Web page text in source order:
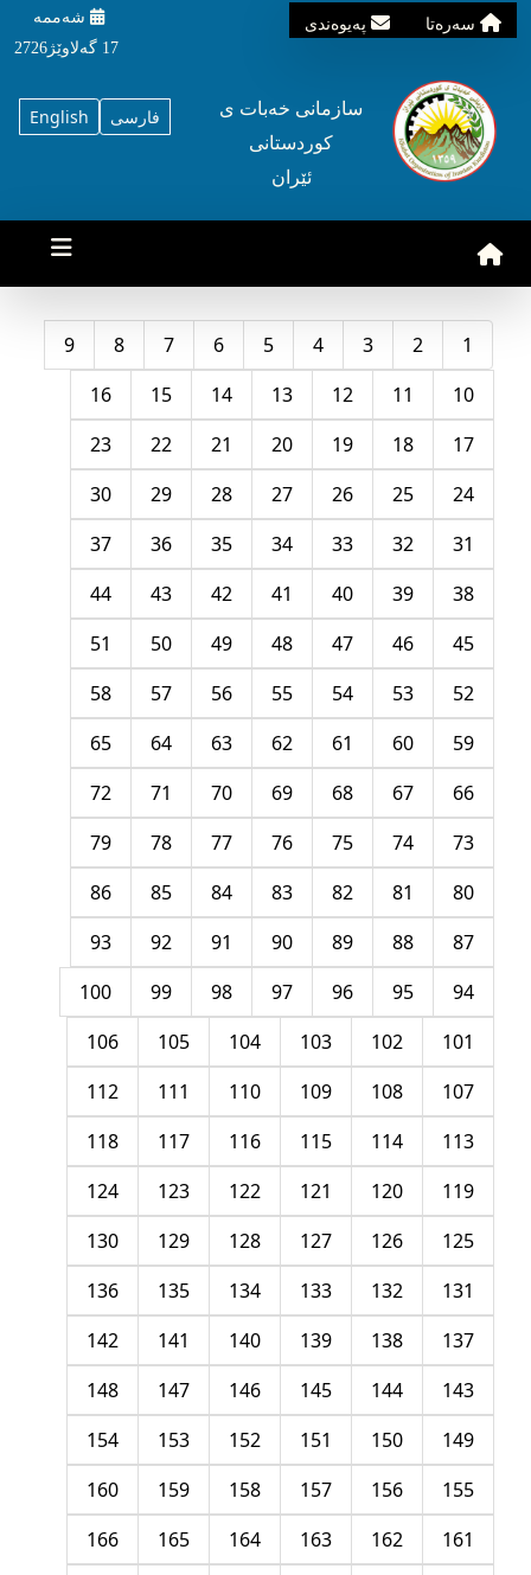
سه‌ره‌تا په‌یوه‌ندی
شه‌ممه‌
17 گه‌لاوێژ2726
English فارسی
سازمانی خه‌بات ی
کوردستانی
ئێران
1
2
3
4
5
6
7
8
9
10
11
12
13
14
15
16
17
18
19
20
21
22
23
24
25
26
27
28
29
30
31
32
33
34
35
36
37
38
39
40
41
42
43
44
45
46
47
48
49
50
51
52
53
54
55
56
57
58
59
60
61
62
63
64
65
66
67
68
69
70
71
72
73
74
75
76
77
78
79
80
81
82
83
84
85
86
87
88
89
90
91
92
93
94
95
96
97
98
99
100
101
102
103
104
105
106
107
108
109
110
111
112
113
114
115
116
117
118
119
120
121
122
123
124
125
126
127
128
129
130
131
132
133
134
135
136
137
138
139
140
141
142
143
144
145
146
147
148
149
150
151
152
153
154
155
156
157
158
159
160
161
162
163
164
165
166